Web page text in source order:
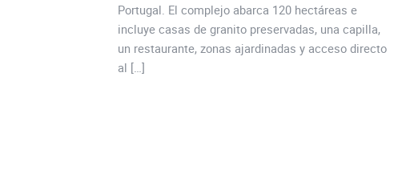
Portugal. El complejo abarca 120 hectáreas e
incluye casas de granito preservadas, una capilla,
un restaurante, zonas ajardinadas y acceso directo
al […]